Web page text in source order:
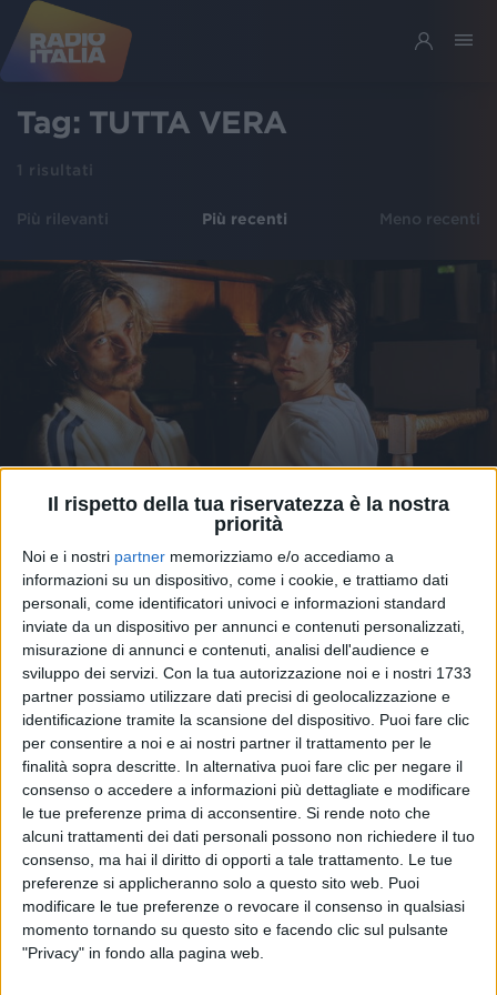
Il rispetto della tua riservatezza è la nostra
priorità
Noi e i nostri partner memorizziamo e/o accediamo a
informazioni su un dispositivo, come i cookie, e trattiamo dati
personali, come identificatori univoci e informazioni standard
inviate da un dispositivo per annunci e contenuti personalizzati,
misurazione di annunci e contenuti, analisi dell'audience e
sviluppo dei servizi. Con la tua autorizzazione noi e i nostri 1733
partner possiamo utilizzare dati precisi di geolocalizzazione e
identificazione tramite la scansione del dispositivo. Puoi fare clic
per consentire a noi e ai nostri partner il trattamento per le
finalità sopra descritte. In alternativa puoi fare clic per negare il
consenso o accedere a informazioni più dettagliate e modificare
le tue preferenze prima di acconsentire. Si rende noto che
alcuni trattamenti dei dati personali possono non richiedere il tuo
consenso, ma hai il diritto di opporti a tale trattamento. Le tue
preferenze si applicheranno solo a questo sito web. Puoi
modificare le tue preferenze o revocare il consenso in qualsiasi
momento tornando su questo sito e facendo clic sul pulsante
"Privacy" in fondo alla pagina web.
Tag: TUTTA VERA
1 risultati
Più rilevanti Più recenti Meno recenti
NUOVO ALBUM IN AUTUNNO 15 giu 2024
Santi Francesi: il singolo Tutta vera e il
video con un ospite d’eccezione
Tra pochi giorni, Alessandro De Santis e Mario
Lorenzo saranno in tour
diMara Bizzoco